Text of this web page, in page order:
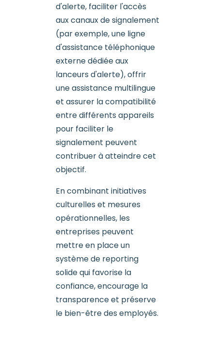
d'alerte, faciliter l'accès
aux canaux de signalement
(par exemple, une ligne
d'assistance téléphonique
externe dédiée aux
lanceurs d'alerte), offrir
une assistance multilingue
et assurer la compatibilité
entre différents appareils
pour faciliter le
signalement peuvent
contribuer à atteindre cet
objectif.
En combinant initiatives
culturelles et mesures
opérationnelles, les
entreprises peuvent
mettre en place un
système de reporting
solide qui favorise la
confiance, encourage la
transparence et préserve
le bien-être des employés.